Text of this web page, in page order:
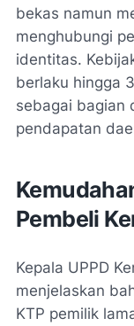
bekas namun
menghubungi
identitas.
berlaku hingga
sebagai bagian
pendapatan
Pembeli
Kepala UPPD
menjelaskan
KTP pemilik